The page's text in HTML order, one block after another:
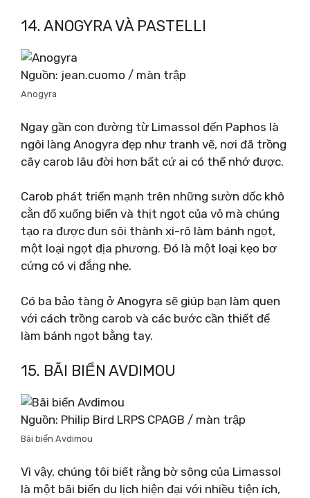
14. ANOGYRA VÀ PASTELLI
Nguồn: jean.cuomo / màn trập
Anogyra
Ngay gần con đường từ Limassol đến Paphos là
ngôi làng Anogyra đẹp như tranh vẽ, nơi đã trồng
cây carob lâu đời hơn bất cứ ai có thể nhớ được.
Carob phát triển mạnh trên những sườn dốc khô
cằn đổ xuống biển và thịt ngọt của vỏ mà chúng
tạo ra được đun sôi thành xi-rô làm bánh ngọt,
một loại ngọt địa phương. Đó là một loại kẹo bơ
cứng có vị đắng nhẹ.
Có ba bảo tàng ở Anogyra sẽ giúp bạn làm quen
với cách trồng carob và các bước cần thiết để
làm bánh ngọt bằng tay.
15. BÃI BIỂN AVDIMOU
Nguồn: Philip Bird LRPS CPAGB / màn trập
Bãi biển Avdimou
Vì vậy, chúng tôi biết rằng bờ sông của Limassol
là một bãi biển du lịch hiện đại với nhiều tiện ích,